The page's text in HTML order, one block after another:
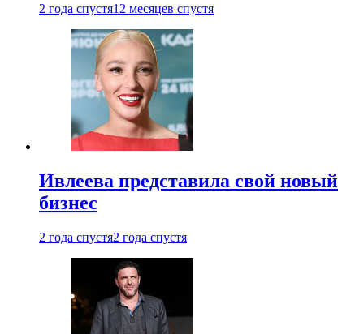
2 года спустя12 месяцев спустя
Ивлеева представила свой новый
бизнес
2 года спустя2 года спустя